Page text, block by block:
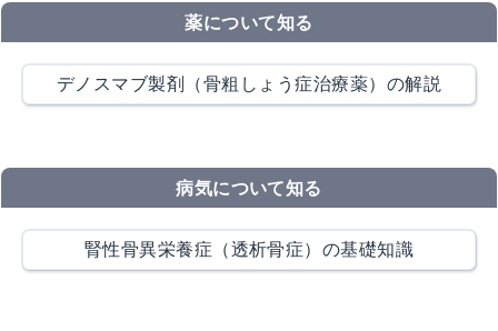
薬について知る
デノスマブ製剤（骨粗しょう症治療薬）の解説
病気について知る
腎性骨異栄養症（透析骨症）の基礎知識